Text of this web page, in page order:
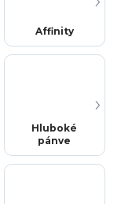
Affinity
Hluboké
pánve